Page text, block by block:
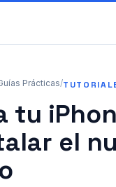
Prácticas/
tu
el